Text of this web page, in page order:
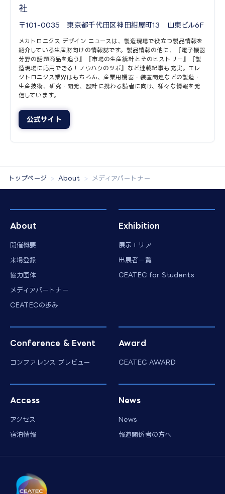
社
〒101-0035 東京都千代田区神田紺屋町13 山東ビル6F
メカトロニクス デザイン ニュースは、製造現場で役立つ製品情報を
紹介している生産財向けの情報誌です。製品情報の他に、『電子機器
分野の話題商品を追う』『市場の生産統計とそのヒストリー』『製
造現場に応用できる！ノウハウのツボ』など連載記事も充実。エレ
クトロニクス業界はもちろん、産業用機器・装置関連などの製造・
生産技術、研究・開発、設計に携わる読者に向け、様々な情報を発
信しています。
公式サイト
トップページ About メディアパートナー
About
開催概要
来場登録
協力団体
メディアパートナー
CEATECの歩み
Exhibition
展示エリア
出展者一覧
CEATEC for Students
Conference & Event
コンファレンス プレビュー
Award
CEATEC AWARD
Access
アクセス
宿泊情報
News
News
報道関係者の方へ